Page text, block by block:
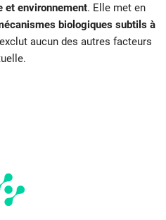
et environnement. Elle met en
biologiques subtils à
aucun des autres facteurs